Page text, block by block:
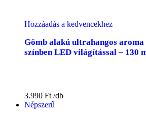
Hozzáadás a kedvencekhez
Gömb alakú ultrahangos
színben LED világítással – 130
3.990 Ft
Népszerű